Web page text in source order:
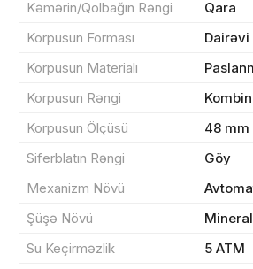
Kəmərin/Qolbağın Rəngi
Qara
Korpusun Forması
Dairəvi
Korpusun Materialı
Korpusun Rəngi
Korpusun Ölçüsü
48 mm
Siferblatın Rəngi
Göy
Mexanizm Növü
Şüşə Növü
Mineral
Su Keçirməzlik
5 ATM
Sifarişin detalları
Məhsul toplam
Endirim
Yekun məbləğ OK